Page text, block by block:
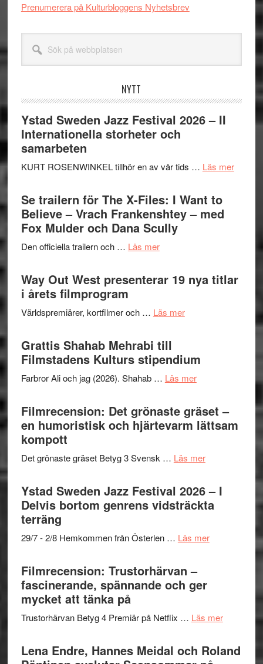
Prenumerera på Kulturbloggens Nyhetsbrev
webbplatsen
NYTT
Ystad Sweden Jazz Festival 2026 – II
Internationella storheter och
samarbeten
KURT ROSENWINKEL tillhör en av vår tids … Läs merom
Se trailern för The X-Files: I Want to
Believe – Vrach Frankenshtey – med
Fox Mulder och Dana Scully
Den officiella trailern och … Läs merom
trailern
för
X-
I
Want
to
Believe
Vrach
Frankenshtey
med
Mulder
och
Dana
Way Out West presenterar 19 nya titlar
i årets filmprogram
Världspremiärer, kortfilmer och … Läs merom
presenterar
19
titlar
i
Grattis Shahab Mehrabi till
Filmstadens Kulturs stipendium
Farbror Ali och jag (2026). Shahab … Läs merom
Shahab
Mehrabi
till
Kulturs
Filmrecension: Det grönaste gräset –
en humoristisk och hjärtevarm lättsam
kompott
Det grönaste gräset Betyg 3 Svensk … Läs merom
Det
grönaste
gräset
en
hjärtevarm
Ystad Sweden Jazz Festival 2026 – I
Delvis bortom genrens vidsträckta
terräng
29/7 - 2/8 Hemkommen från Österlen … Läs merom
–
Delvis
Filmrecension: Trustorhärvan –
fascinerande, spännande och ger
mycket att tänka på
Trustorhärvan Betyg 4 Premiär på Netflix … Läs merom
–
Lena Endre, Hannes Meidal och Roland